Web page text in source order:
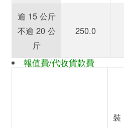
逾 15 公斤
不逾 20 公
斤
250.0
報值費/代收貨款費
裝